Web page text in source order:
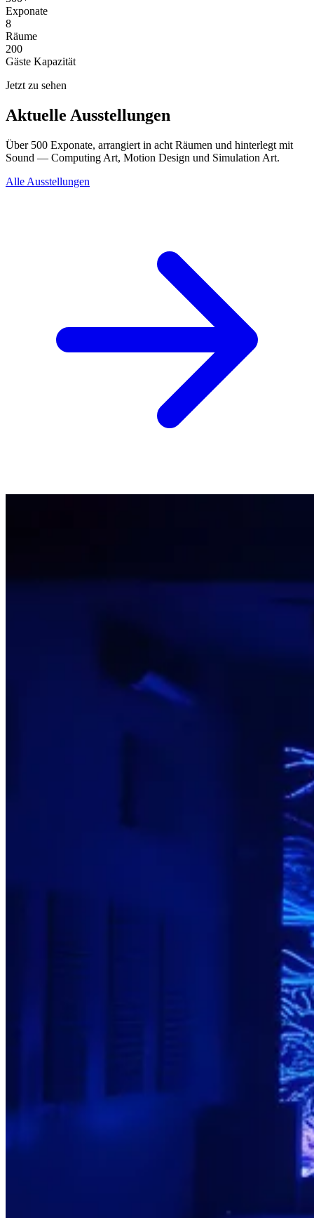
Exponate
8
Räume
200
Gäste Kapazität
Jetzt zu sehen
Aktuelle Ausstellungen
Über 500 Exponate, arrangiert in acht Räumen und hinterlegt mit
Sound — Computing Art, Motion Design und Simulation Art.
Alle Ausstellungen